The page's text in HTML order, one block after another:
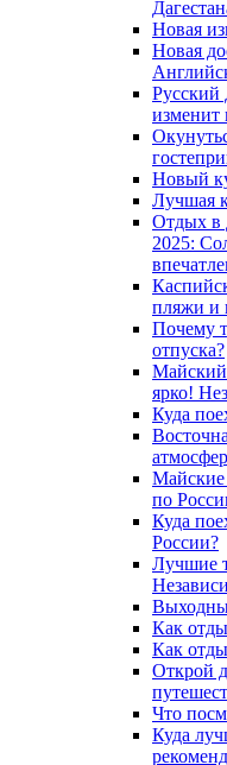
Новая
Новая
Русский
изменит
Новый
Лучшая
Отдых в
2025:
пляжи и
Почему
отпуска?
Майский
ярко!
Куда
Майские
по
Куда
России?
Лучшие
Как
Как
Открой
Что
Куда